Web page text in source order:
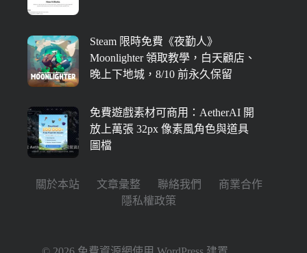
Steam 限時免費《夜勤人》
Moonlighter 領取教學，白天顧店、
晚上下地城，8/10 前永久保留
免費遊戲素材可商用：AetherAI 開
放上萬張 32px 像素風角色與道具
圖檔
關於本站 文章彙整 聯絡我們
商業合作
隱私權政策